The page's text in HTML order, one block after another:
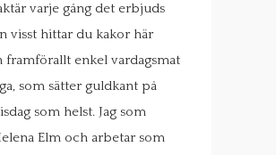
varje gång det erbjuds
visst hittar du kakor här
framförallt enkel vardagsmat
som sätter guldkant på
som helst. Jag som
Elm och arbetar som